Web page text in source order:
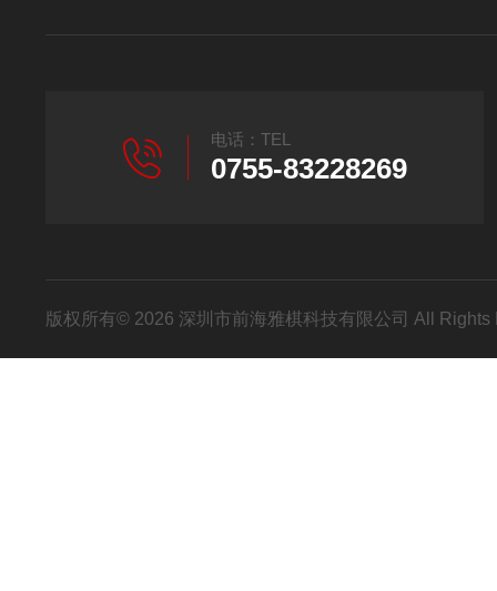
电话：TEL
0755-83228269
版权所有© 2026 深圳市前海雅棋科技有限公司 All